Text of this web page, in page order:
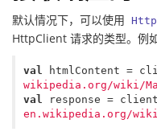
默认情况下，可以使用
HttpClient 请求的类型。例如
val htmlContent =
wikipedia.org/wiki/
val
response = client
en.wikipedia.org/wiki/